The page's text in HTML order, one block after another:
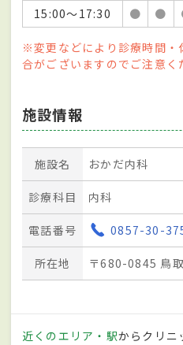
15:00～17:30
● ●
※変更などにより診療時間・
合がございますのでご注意く
施設情報
施設名 おかだ内科
診療科目 内科
電話番号 0857-30-
所在地 〒680-0845 鳥
近くのエリア・駅からクリニ